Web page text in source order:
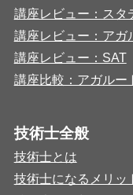
講座レビュー：スタ
講座レビュー：アガ
講座レビュー：SAT
講座比較：アガルー
技術士全般
技術士とは
技術士になるメリッ